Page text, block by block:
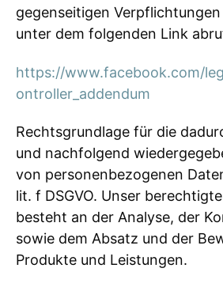
gegenseitigen
unter dem folgenden Link
https://www.facebook.com/
ontroller_addendum
Rechtsgrundlage für die
und nachfolgend
von personenbezogenen
lit. f DSGVO. Unser
besteht an der Analyse, der
sowie dem Absatz und der
Produkte und Leistungen.